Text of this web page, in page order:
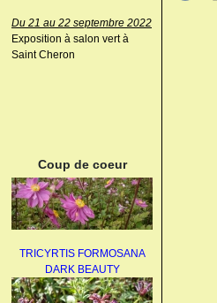
Du 21 au 22 septembre 2022
Exposition à salon vert à
Saint Cheron
Coup de coeur
TRICYRTIS FORMOSANA
DARK BEAUTY